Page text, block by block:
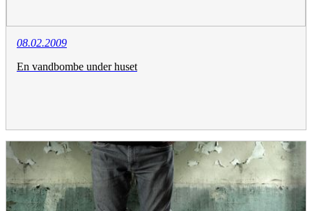
08.02.2009
En vandbombe under huset